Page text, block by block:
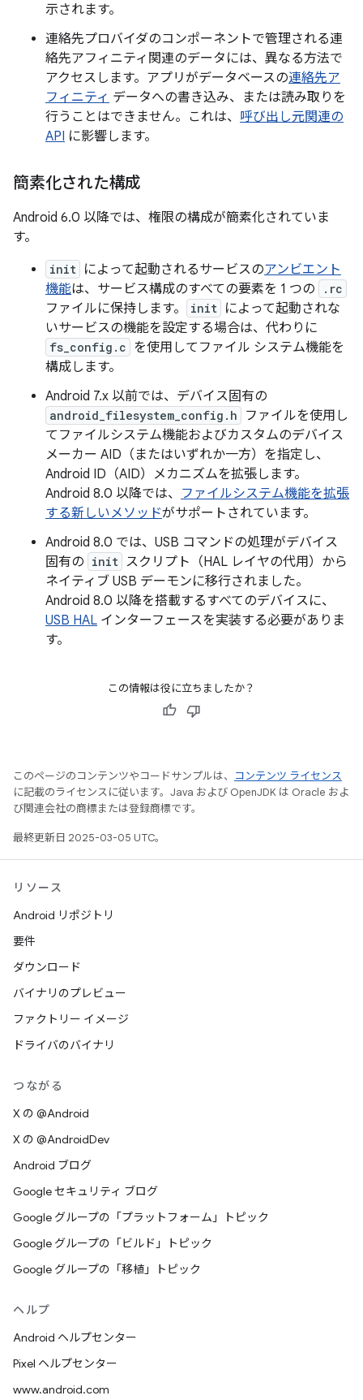
示されます。
連絡先プロバイダのコンポーネントで管理される連
絡先アフィニティ関連のデータには、異なる方法で
アクセスします。アプリがデータベースの連絡先ア
フィニティ データへの書き込み、または読み取りを
行うことはできません。これは、 呼び出し元関連の
API に影響します。
簡素化された構成
Android 6.0 以降では、権限の構成が簡素化されていま
す。
init によって起動されるサービスのアンビエント
機能は、サービス構成のすべての要素を 1 つの .rc
ファイルに保持します。 init
によって起動されな
いサービスの機能を設定する場合は、代わりに
fs_config.c を使用してファイル システム機能を
構成します。
Android 7.x 以前では、デバイス固有の
android_filesystem_config.h
ファイルを使用し
てファイルシステム機能およびカスタムのデバイス
メーカー AID（またはいずれか一方）を指定し、
Android ID（AID）メカニズムを拡張します。
Android 8.0 以降では、 ファイルシステム機能を拡張
する新しいメソッドがサポートされています。
Android 8.0 では、USB コマンドの処理がデバイス
固有の init スクリプト（HAL レイヤの代用）から
ネイティブ USB デーモンに移行されました。
Android 8.0 以降を搭載するすべてのデバイスに、
USB HAL インターフェースを実装する必要がありま
す。
この情報は役に立ちましたか？
このページのコンテンツやコードサンプルは、
コンテンツ ライセンス
に記載のライセンスに従います。Java および OpenJDK は Oracle およ
び関連会社の商標または登録商標です。
最終更新日 2025-03-05 UTC。
リソース
Android リポジトリ
要件
ダウンロード
バイナリのプレビュー
ファクトリー イメージ
ドライバのバイナリ
つながる
X の @Android
X の @AndroidDev
Android ブログ
Google セキュリティ ブログ
Google グループの「プラットフォーム」トピック
Google グループの「ビルド」トピック
Google グループの「移植」トピック
ヘルプ
Android ヘルプセンター
Pixel ヘルプセンター
www.android.com